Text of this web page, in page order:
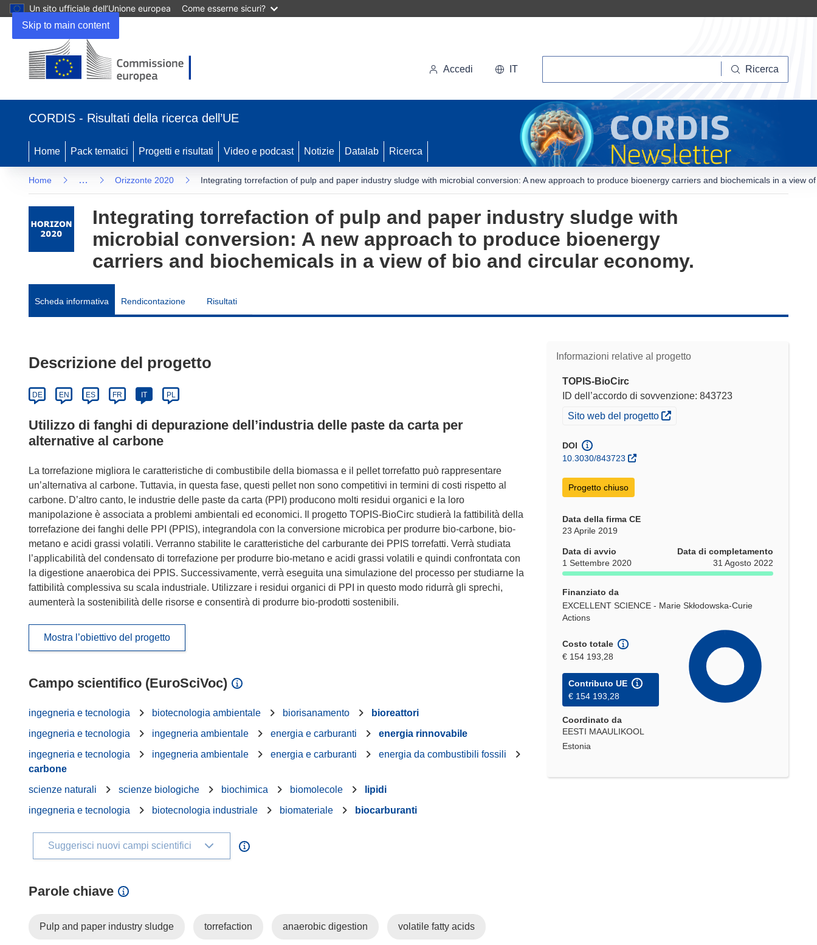
Skip to main content
Un sito ufficiale dell’Unione europea Come esserne sicuri?
Accedi IT Ricerca
CORDIS - Risultati della ricerca dell’UE
Home Pack tematici Progetti e risultati Video e podcast Notizie Datalab Ricerca
Home … Orizzonte 2020 Integrating torrefaction of pulp and paper industry sludge with microbial conversion: A new approach to produce bioenergy carriers and biochemicals in a view
Integrating torrefaction of pulp and paper industry sludge with
microbial conversion: A new approach to produce bioenergy
carriers and biochemicals in a view of bio and circular economy.
Scheda informativa Rendicontazione Risultati
Informazioni relative al progetto
TOPIS-BioCirc
ID dell’accordo di sovvenzione: 843723
(si apre in una nuova finestra)
Sito web del progetto
DOI
10.3030/843723
Progetto chiuso
Data della firma CE
23 Aprile 2019
Data di avvio
1 Settembre 2020
Data di completamento
31 Agosto 2022
Finanziato da
EXCELLENT SCIENCE - Marie Skłodowska-Curie
Actions
Costo totale
€ 154 193,28
Contributo UE
€ 154 193,28
Coordinato da
EESTI MAAULIKOOL
Estonia
Descrizione del progetto
DE EN ES FR IT PL
Utilizzo di fanghi di depurazione dell’industria delle paste da carta per
alternative al carbone
La torrefazione migliora le caratteristiche di combustibile della biomassa e il pellet torrefatto può rappresentare
un’alternativa al carbone. Tuttavia, in questa fase, questi pellet non sono competitivi in ​termini di costi rispetto al
carbone. D’altro canto, le industrie delle paste da carta (PPI) producono molti residui organici e la loro
manipolazione è associata a problemi ambientali ed economici. Il progetto TOPIS-BioCirc studierà la fattibilità della
torrefazione dei fanghi delle PPI (PPIS), integrandola con la conversione microbica per produrre bio-carbone, bio-
metano e acidi grassi volatili. Verranno stabilite le caratteristiche del carburante dei PPIS torrefatti. Verrà studiata
l’applicabilità del condensato di torrefazione per produrre bio-metano e acidi grassi volatili e quindi confrontata con
la digestione anaerobica dei PPIS. Successivamente, verrà eseguita una simulazione del processo per studiarne la
fattibilità complessiva su scala industriale. Utilizzare i residui organici di PPI in questo modo ridurrà gli sprechi,
aumenterà la sostenibilità delle risorse e consentirà di produrre bio-prodotti sostenibili.
Mostra l’obiettivo del progetto
Campo scientifico (EuroSciVoc)
ingegneria e tecnologia biotecnologia ambientale biorisanamento
bioreattori
ingegneria e tecnologia
ingegneria ambientale energia e carburanti
energia rinnovabile
ingegneria e tecnologia
ingegneria ambientale energia e carburanti
energia da combustibili fossili
carbone
scienze naturali
scienze biologiche biochimica biomolecole
lipidi
ingegneria e tecnologia
biotecnologia industriale biomateriale biocarburanti
Suggerisci nuovi campi scientifici
Parole chiave
Pulp and paper industry sludge torrefaction anaerobic digestion volatile fatty acids